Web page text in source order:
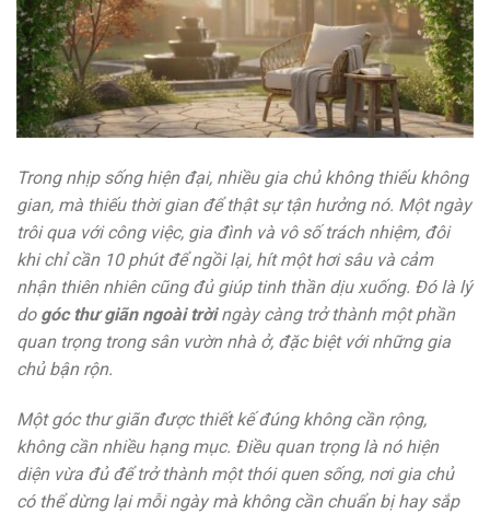
Trong nhịp sống hiện đại, nhiều gia chủ không thiếu không
gian, mà thiếu thời gian để thật sự tận hưởng nó. Một ngày
trôi qua với công việc, gia đình và vô số trách nhiệm, đôi
khi chỉ cần 10 phút để ngồi lại, hít một hơi sâu và cảm
nhận thiên nhiên cũng đủ giúp tinh thần dịu xuống. Đó là lý
do góc thư giãn ngoài trờingày càng trở thành một phần
quan trọng trong sân vườn nhà ở, đặc biệt với những gia
chủ bận rộn.
Một góc thư giãn được thiết kế đúng không cần rộng,
không cần nhiều hạng mục. Điều quan trọng là nó hiện
diện vừa đủ để trở thành một thói quen sống, nơi gia chủ
có thể dừng lại mỗi ngày mà không cần chuẩn bị hay sắp